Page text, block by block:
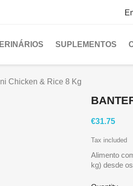
SUPLEMENTOS
Chicken & Rice 8 Kg
€31.75
Tax included
Alimento
kg) desde